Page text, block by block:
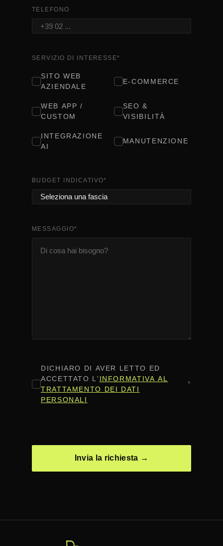
TELEFONO
SERVIZIO DI INTERESSE*
SITO WEB
AZIENDALE
E-COMMERCE
WEB APP /
CUSTOM
SEO &
VISIBILITÀ
INTEGRAZIONE
AI
MANUTENZIONE
BUDGET INDICATIVO*
MESSAGGIO*
CONSENSO*
DICHIARO DI AVER LETTO ED
ACCETTATO L' INFORMATIVA AL
TRATTAMENTO DEI DATI
PERSONALI
*